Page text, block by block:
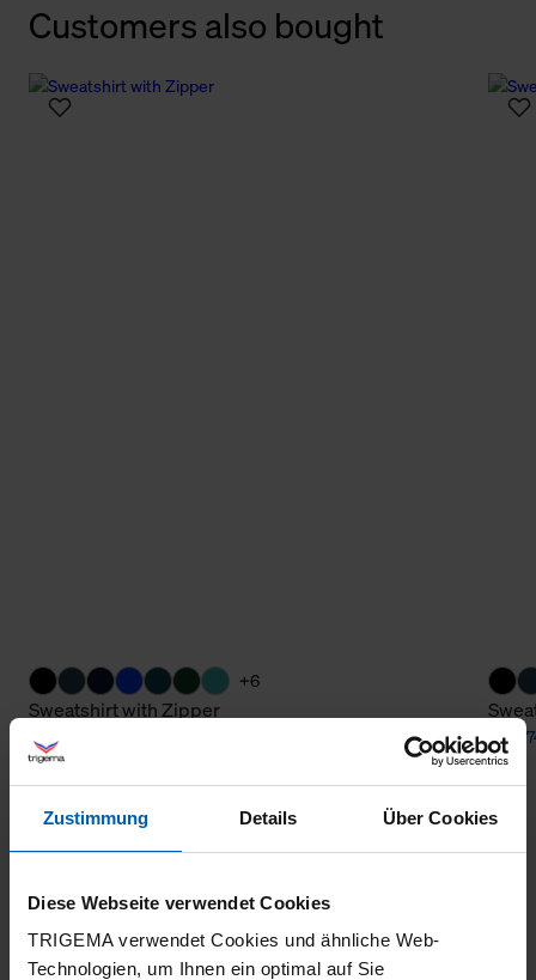
Zustimmung Details Über Cookies
Diese Webseite verwendet Cookies
TRIGEMA verwendet Cookies und ähnliche Web-
Technologien, um Ihnen ein optimal auf Sie
Customers also bought
+6
Sweatshirt with Zipper
from 74,30 € from